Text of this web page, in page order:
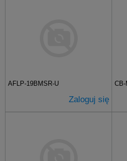
AFLP-19BMSR-U
Zaloguj się
CB-